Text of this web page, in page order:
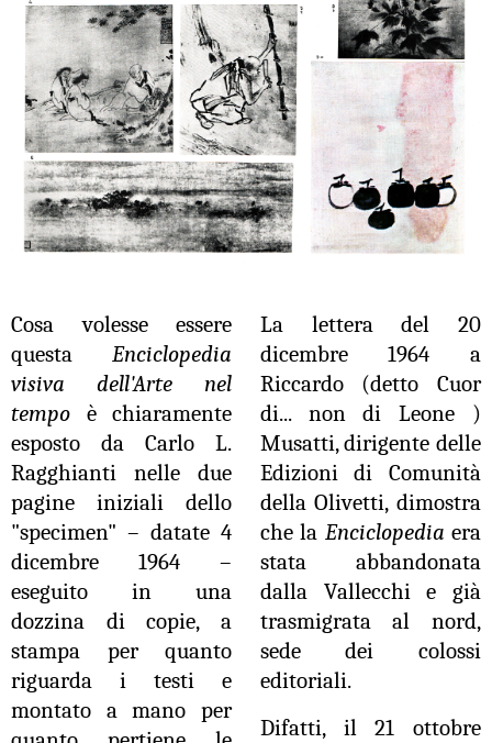
Cosa volesse essere
questaEnciclopedia
visiva dell'Arte nel
tempo è chiaramente
esposto da Carlo L.
Ragghianti nelle due
pagine iniziali dello
"specimen" – datate 4
dicembre 1964 –
eseguito in una
dozzina di copie, a
stampa per quanto
riguarda i testi e
montato a mano per
La lettera del 20
dicembre 1964 a
Riccardo (detto Cuor
di... non di Leone )
Musatti, dirigente delle
Edizioni di Comunità
della Olivetti, dimostra
che la Enciclopedia era
stata abbandonata
dalla Vallecchi e già
trasmigrata al nord,
sede dei colossi
editoriali.
Difatti, il 21 ottobre